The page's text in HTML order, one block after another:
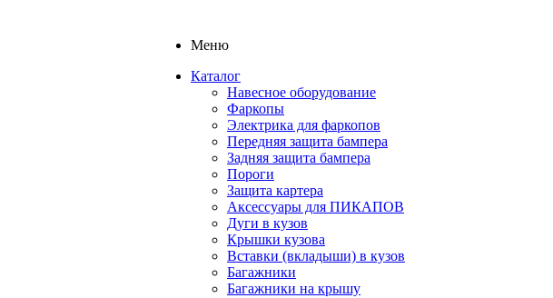
Меню
Каталог
Навесное оборудование
Фаркопы
Электрика для фаркопов
Передняя защита бампера
Задняя защита бампера
Пороги
Защита картера
Аксессуары для ПИКАПОВ
Дуги в кузов
Крышки кузова
Вставки (вкладыши) в кузов
Багажники
Багажники на крышу